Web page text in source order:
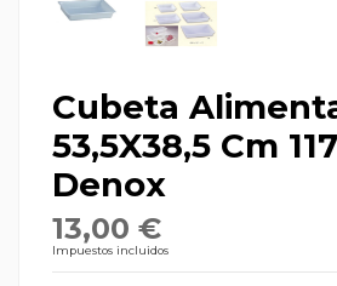
Cubeta
53,5X38,5 Cm
Denox
13,00 €
Impuestos incluidos